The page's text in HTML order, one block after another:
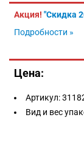
Акция! "Скидка
Подробности »
Цена:
Артикул:
Вид и вес